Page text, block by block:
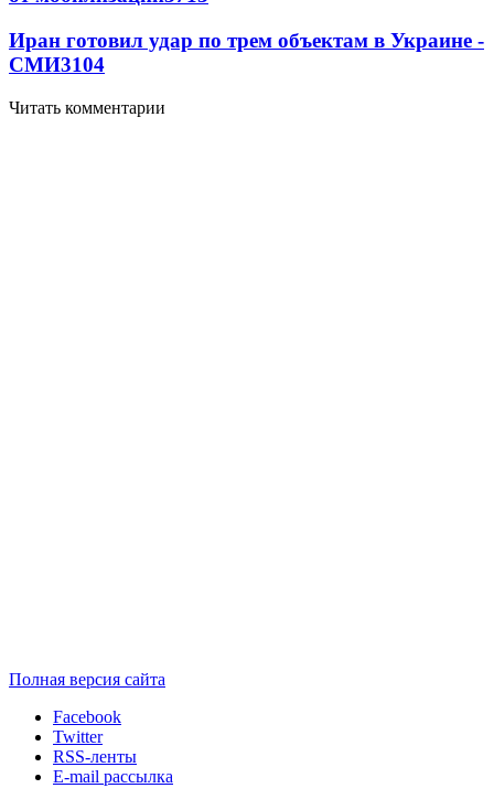
Иран готовил удар по трем объектам в Украине -
СМИ3104
Читать комментарии
Полная версия сайта
Facebook
Twitter
RSS-ленты
E-mail рассылка